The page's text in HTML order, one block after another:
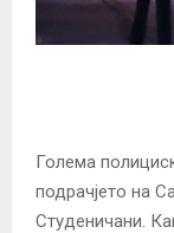
Голема
подрачјето на
Студеничани.